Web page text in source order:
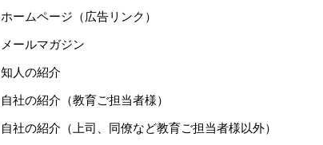
ホームページ（広告リンク）
メールマガジン
知人の紹介
自社の紹介（教育ご担当者様）
自社の紹介（上司、同僚など教育ご担当者様以外）